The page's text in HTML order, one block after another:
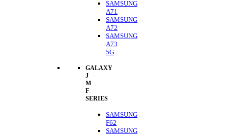
SAMSUNG
A71
SAMSUNG
A72
SAMSUNG
A73
5G
GALAXY
J
M
F
SERIES
SAMSUNG
F62
SAMSUNG